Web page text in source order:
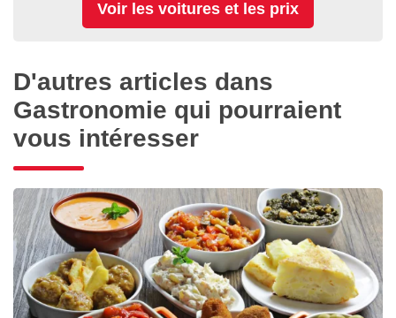
D'autres articles dans
Gastronomie qui pourraient
vous intéresser